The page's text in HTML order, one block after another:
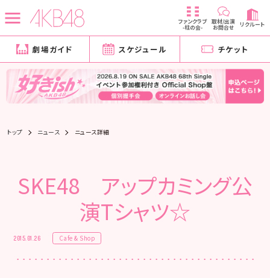
ファンクラブ
-柱の会-
取材/出演
お問合せ リクルート
劇場ガイド スケジュール チケット
トップ ニュース ニュース詳細
SKE48 アップカミング公
演Tシャツ☆
2015.01.26 Cafe & Shop